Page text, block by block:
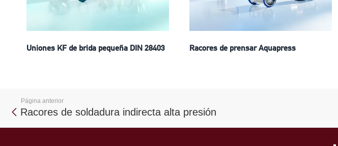
Uniones KF de brida pequeña DIN 28403 Racores de prensar Aquapress
Página anterior
Racores de soldadura indirecta alta presión